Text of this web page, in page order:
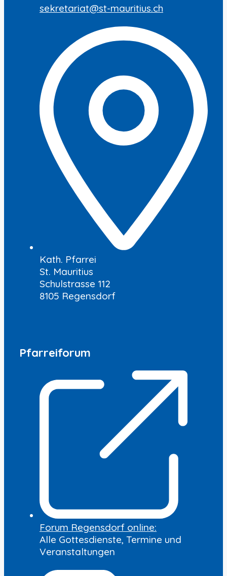
sekretariat@st-mauritius.ch
Kath. Pfarrei
St. Mauritius
Schulstrasse 112
8105 Regensdorf
Pfarreiforum
Forum Regensdorf online:
Alle Gottesdienste, Termine und
Veranstaltungen